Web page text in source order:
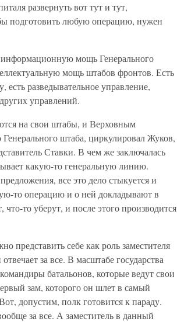
развернуть вот тут и тут,
подготовить любую операцию, нужен
информационную мощь Генерального
мощь штабов фронтов. Есть
есть разведывательное управление,
управлений.
на свои штабы, и Верховным
штаба, циркулировал Жуков,
Ставки. В чем же заключалась
какую-то генеральную линию.
все это дело стыкуется и
то операцию и о ней докладывают в
то уберут, и после этого производится
себе как роль заместителя
за все. В масштабе государства
батальонов, которые ведут свои
зам, которого он шлет в самый
допустим, полк готовится к параду.
за все. А заместитель в данный